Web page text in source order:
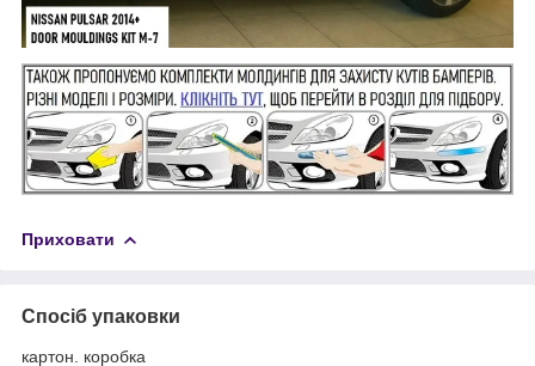
Приховати
Спосіб упаковки
картон. коробка